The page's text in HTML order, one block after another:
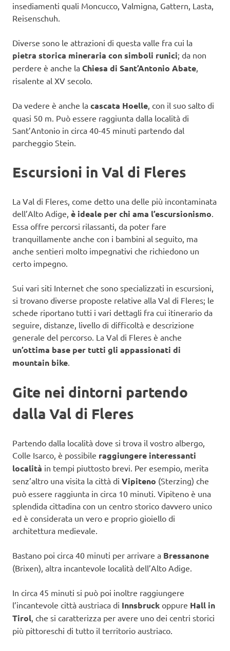
insediamenti quali Moncucco, Valmigna, Gattern, Lasta,
Reisenschuh.
Diverse sono le attrazioni di questa valle fra cui la
pietra storica mineraria con simboli runici; da non
perdere è anche la Chiesa di Sant’Antonio Abate,
risalente al XV secolo.
Da vedere è anche la cascata Hoelle, con il suo salto di
quasi 50 m. Può essere raggiunta dalla località di
Sant’Antonio in circa 40-45 minuti partendo dal
parcheggio Stein.
Escursioni in Val di Fleres
La Val di Fleres, come detto una delle più incontaminata
dell’Alto Adige, è ideale per chi ama l’escursionismo.
Essa offre percorsi rilassanti, da poter fare
tranquillamente anche con i bambini al seguito, ma
anche sentieri molto impegnativi che richiedono un
certo impegno.
Sui vari siti Internet che sono specializzati in escursioni,
si trovano diverse proposte relative alla Val di Fleres; le
schede riportano tutti i vari dettagli fra cui itinerario da
seguire, distanze, livello di difficoltà e descrizione
generale del percorso. La Val di Fleres è anche
un’ottima base per tutti gli appassionati di
mountain bike.
Gite nei dintorni partendo
dalla Val di Fleres
Partendo dalla località dove si trova il vostro albergo,
Colle Isarco, è possibile raggiungere interessanti
località in tempi piuttosto brevi. Per esempio, merita
senz’altro una visita la città di Vipiteno (Sterzing) che
può essere raggiunta in circa 10 minuti. Vipiteno è una
splendida cittadina con un centro storico davvero unico
ed è considerata un vero e proprio gioiello di
architettura medievale.
Bastano poi circa 40 minuti per arrivare a Bressanone
(Brixen), altra incantevole località dell’Alto Adige.
In circa 45 minuti si può poi inoltre raggiungere
l’incantevole città austriaca di Innsbruck oppure Hall in
Tirol, che si caratterizza per avere uno dei centri storici
più pittoreschi di tutto il territorio austriaco.